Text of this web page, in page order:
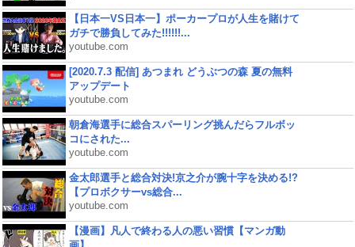
【日本一VS日本一】ポーカープロが人生を賭けて
ガチで勝負してみた!!!!!!...
youtube.com
[2020.7.3 配信] あつまれ どうぶつの森 夏の無料
アップデート
youtube.com
朝倉海選手に総合スパーリング挑んだらフルボッ
コにされた...
youtube.com
金太郎選手と総合対決!京之介が腕十字を決める!?
【プロボクサーvs総合...
youtube.com
【漫画】凡人で終わる人の悪い習慣【マンガ動